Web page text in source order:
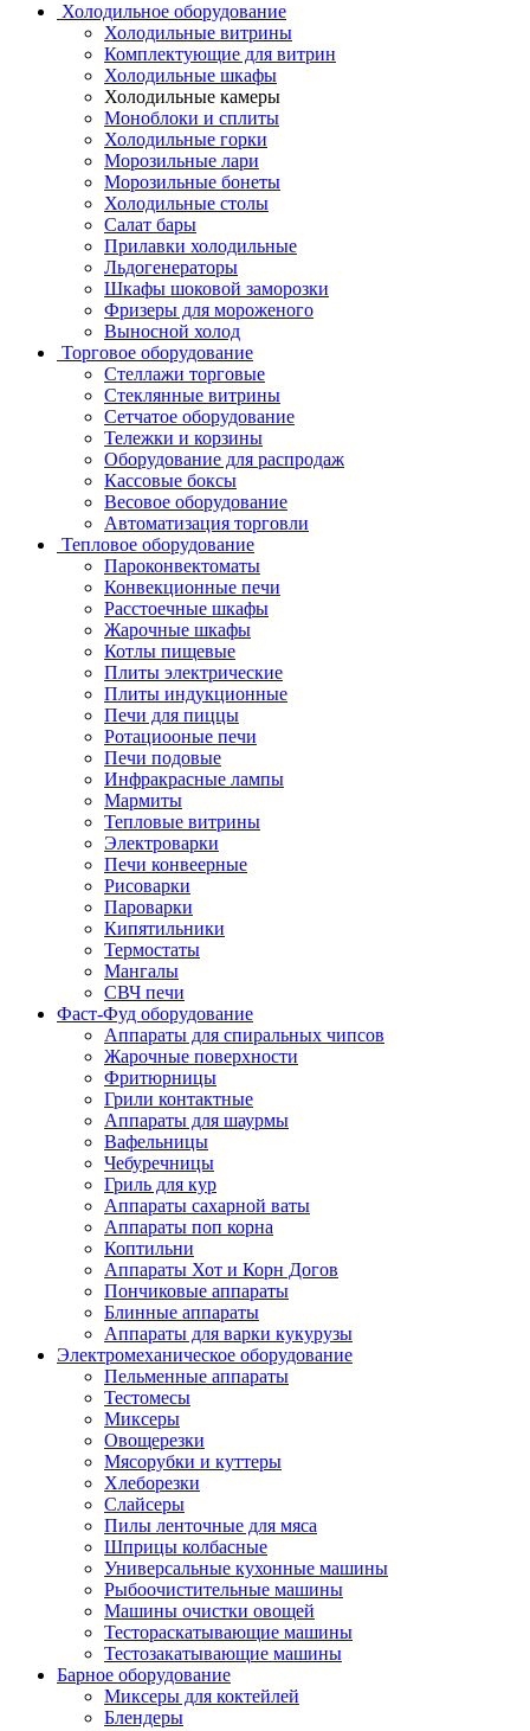
Холодильное оборудование
Холодильные витрины
Комплектующие для витрин
Холодильные шкафы
Холодильные камеры
Моноблоки и сплиты
Холодильные горки
Морозильные лари
Морозильные бонеты
Холодильные столы
Салат бары
Прилавки холодильные
Льдогенераторы
Шкафы шоковой заморозки
Фризеры для мороженого
Выносной холод
Торговое оборудование
Стеллажи торговые
Стеклянные витрины
Сетчатое оборудование
Тележки и корзины
Оборудование для распродаж
Кассовые боксы
Весовое оборудование
Автоматизация торговли
Тепловое оборудование
Пароконвектоматы
Конвекционные печи
Расстоечные шкафы
Жарочные шкафы
Котлы пищевые
Плиты электрические
Плиты индукционные
Печи для пиццы
Ротациооные печи
Печи подовые
Инфракрасные лампы
Мармиты
Тепловые витрины
Электроварки
Печи конвеерные
Рисоварки
Пароварки
Кипятильники
Термостаты
Мангалы
СВЧ печи
Фаст-Фуд оборудование
Аппараты для спиральных чипсов
Жарочные поверхности
Фритюрницы
Грили контактные
Аппараты для шаурмы
Вафельницы
Чебуречницы
Гриль для кур
Аппараты сахарной ваты
Аппараты поп корна
Коптильни
Аппараты Хот и Корн Догов
Пончиковые аппараты
Блинные аппараты
Аппараты для варки кукурузы
Электромеханическое оборудование
Пельменные аппараты
Тестомесы
Миксеры
Овощерезки
Мясорубки и куттеры
Хлеборезки
Слайсеры
Пилы ленточные для мяса
Шприцы колбасные
Универсальные кухонные машины
Рыбоочистительные машины
Машины очистки овощей
Тестораскатывающие машины
Тестозакатывающие машины
Барное оборудование
Миксеры для коктейлей
Блендеры